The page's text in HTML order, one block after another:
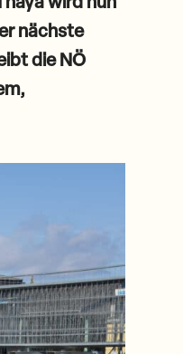
wird nun
nächste
die NÖ